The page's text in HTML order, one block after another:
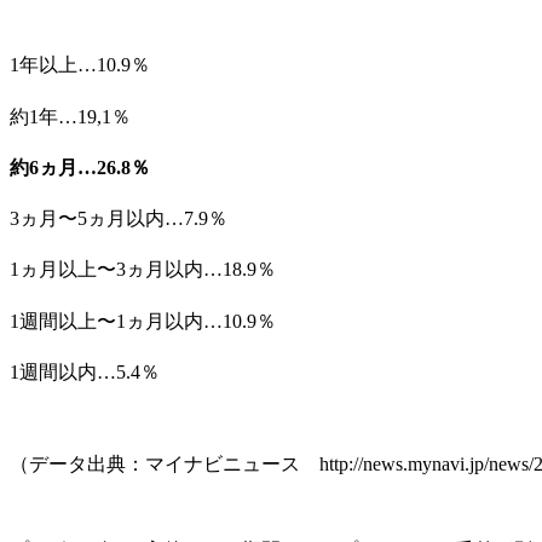
1年以上…10.9％
約1年…19,1％
約6ヵ月…26.8％
3ヵ月〜5ヵ月以内…7.9％
1ヵ月以上〜3ヵ月以内…18.9％
1週間以上〜1ヵ月以内…10.9％
1週間以内…5.4％
（データ出典：マイナビニュース http://news.mynavi.jp/news/